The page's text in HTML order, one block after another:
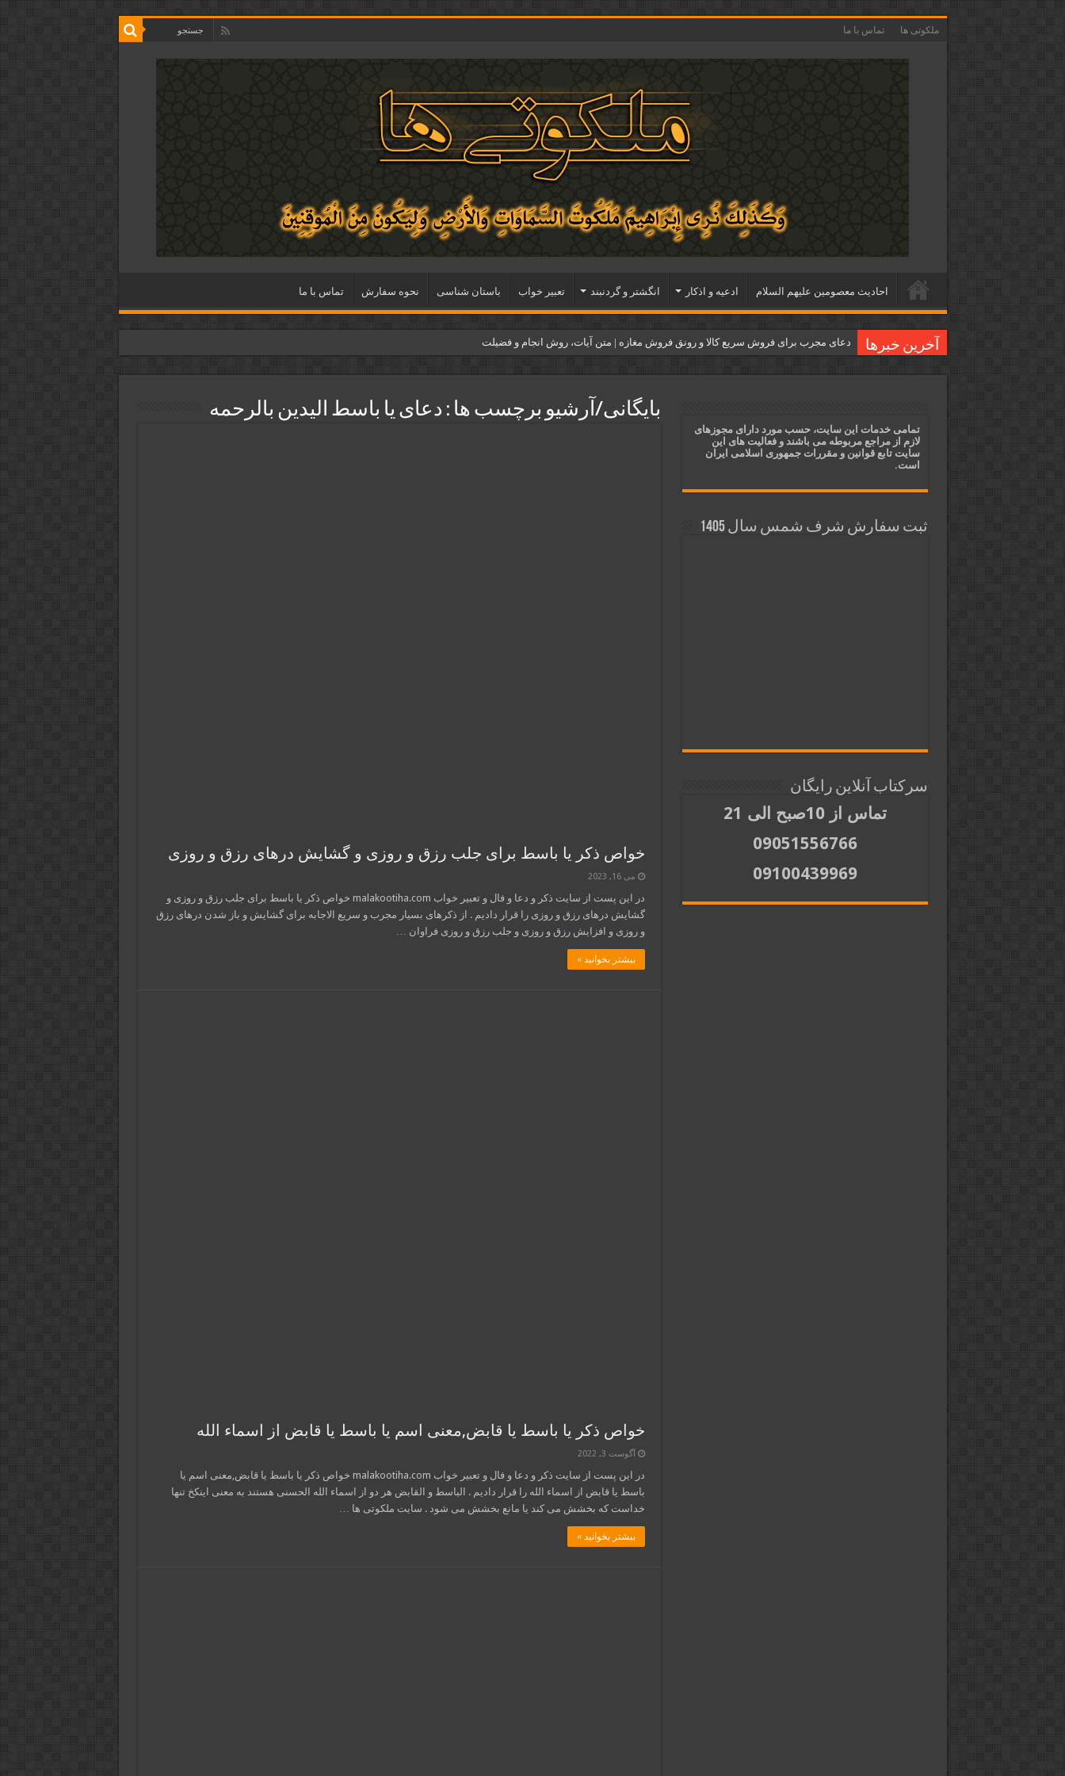
ملکوتی ها تماس با ما
احاديث معصومين عليهم السلام ادعيه و اذكار انگشتر و گردنبند تعبیر خواب باستان شناسی نحوه سفارش تماس با ما
آخرین خبرها دعای مجرب برای فروش سریع کالا و رونق فروش مغازه | متن آیات، روش انجام و فضیلت
آیات قرآنی برای استجابت دعا و آسان شدن کارها و برآورده شدن حاجت
قویترین ذکر استجابت دعا و حاجت روایی | ذکر اسماء الحسنی برآورده شدن حاجت
بایگانی/آرشیو برچسب ها : دعای یا باسط الیدین بالرحمه
خواص ذکر یا باسط برای جلب رزق و روزی و گشایش درهای رزق و روزی
می 16, 2023
در این پست از سایت ذکر و دعا و فال و تعبیر خواب malakootiha.com خواص ذکر یا باسط برای جلب رزق و روزی و
گشایش درهای رزق و روزی را قرار دادیم . از ذکرهای بسیار مجرب و سریع الاجابه برای گشایش و باز شدن درهای رزق
و روزی و افزایش رزق و روزی و جلب رزق و روزی فراوان …
بیشتر بخوانید »
خواص ذکر یا باسط یا قابض,معنی اسم یا باسط یا قابض از اسماء الله
آگوست 3, 2022
در این پست از سایت ذکر و دعا و فال و تعبیر خواب malakootiha.com خواص ذکر یا باسط یا قابض,معنی اسم یا
باسط یا قابض از اسماء الله را قرار دادیم . الباسط و القابض هر دو از اسماء الله الحسنی هستند به معنی اینکخ تنها
خداست که بخشش می کند یا مانع بخشش می شود . سایت ملکوتی ها …
بیشتر بخوانید »
تمامی خدمات این سایت، حسب مورد دارای مجوزهای
لازم از مراجع مربوطه می باشند و فعالیت های این
سایت تابع قوانین و مقررات جمهوری اسلامی ایران
است.
ثبت سفارش شرف شمس سال 1405
سرکتاب آنلاین رایگان
تماس از 10صبح الی 21
09051556766
09100439969